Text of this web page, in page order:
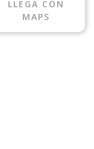
LLEGA CON
MAPS